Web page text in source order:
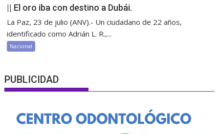
|| El oro iba con destino a Dubái.
La Paz, 23 de julio (ANV).- Un ciudadano de 22 años,
identificado como Adrián L. R.,...
Nacional
PUBLICIDAD